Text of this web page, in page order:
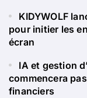
KIDYWOLF
pour initier les
écran
IA et gestion
commencera
financiers